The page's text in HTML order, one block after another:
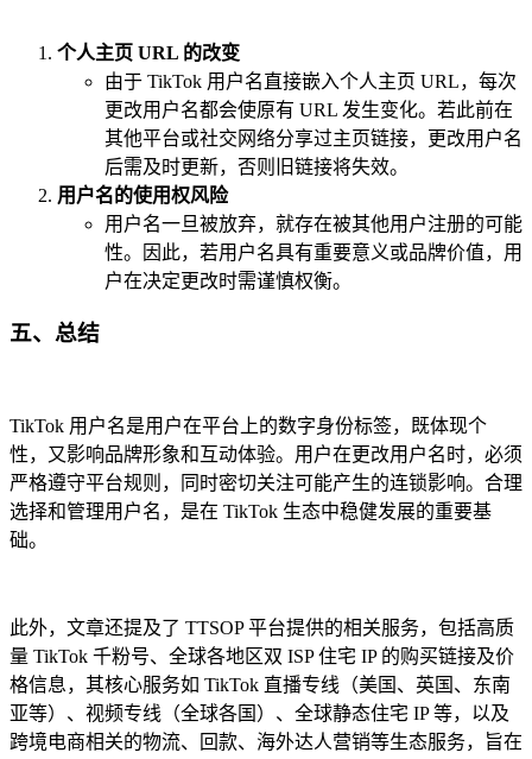
个人主页 URL 的改变
由于 TikTok 用户名直接嵌入个人主页 URL，每次
更改用户名都会使原有 URL 发生变化。若此前在
其他平台或社交网络分享过主页链接，更改用户名
后需及时更新，否则旧链接将失效。
用户名的使用权风险
用户名一旦被放弃，就存在被其他用户注册的可能
性。因此，若用户名具有重要意义或品牌价值，用
户在决定更改时需谨慎权衡。
五、总结
TikTok 用户名是用户在平台上的数字身份标签，既体现个
性，又影响品牌形象和互动体验。用户在更改用户名时，必须
严格遵守平台规则，同时密切关注可能产生的连锁影响。合理
选择和管理用户名，是在 TikTok 生态中稳健发展的重要基
础。
此外，文章还提及了 TTSOP 平台提供的相关服务，包括高质
量 TikTok 千粉号、全球各地区双 ISP 住宅 IP 的购买链接及价
格信息，其核心服务如 TikTok 直播专线（美国、英国、东南
亚等）、视频专线（全球各国）、全球静态住宅 IP 等，以及
跨境电商相关的物流、回款、海外达人营销等生态服务，旨在